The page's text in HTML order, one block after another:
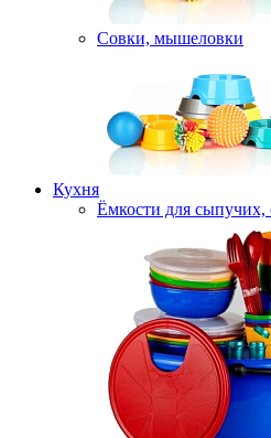
Совки, мышеловки
Кухня
Ёмкости для сыпучих,